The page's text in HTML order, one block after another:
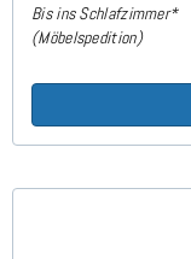
Bis ins Schlafzimmer*
(Möbelspedition)